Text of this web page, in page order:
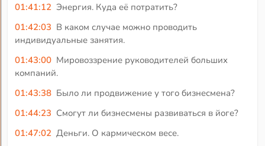
01:41:12 Энергия. Куда её потратить?
01:42:03 В каком случае можно проводить
индивидуальные занятия.
01:43:00 Мировоззрение руководителей больших
компаний.
01:43:38 Было ли продвижение у того бизнесмена?
01:44:23 Смогут ли бизнесмены развиваться в йоге?
01:47:02 Деньги. О кармическом весе.